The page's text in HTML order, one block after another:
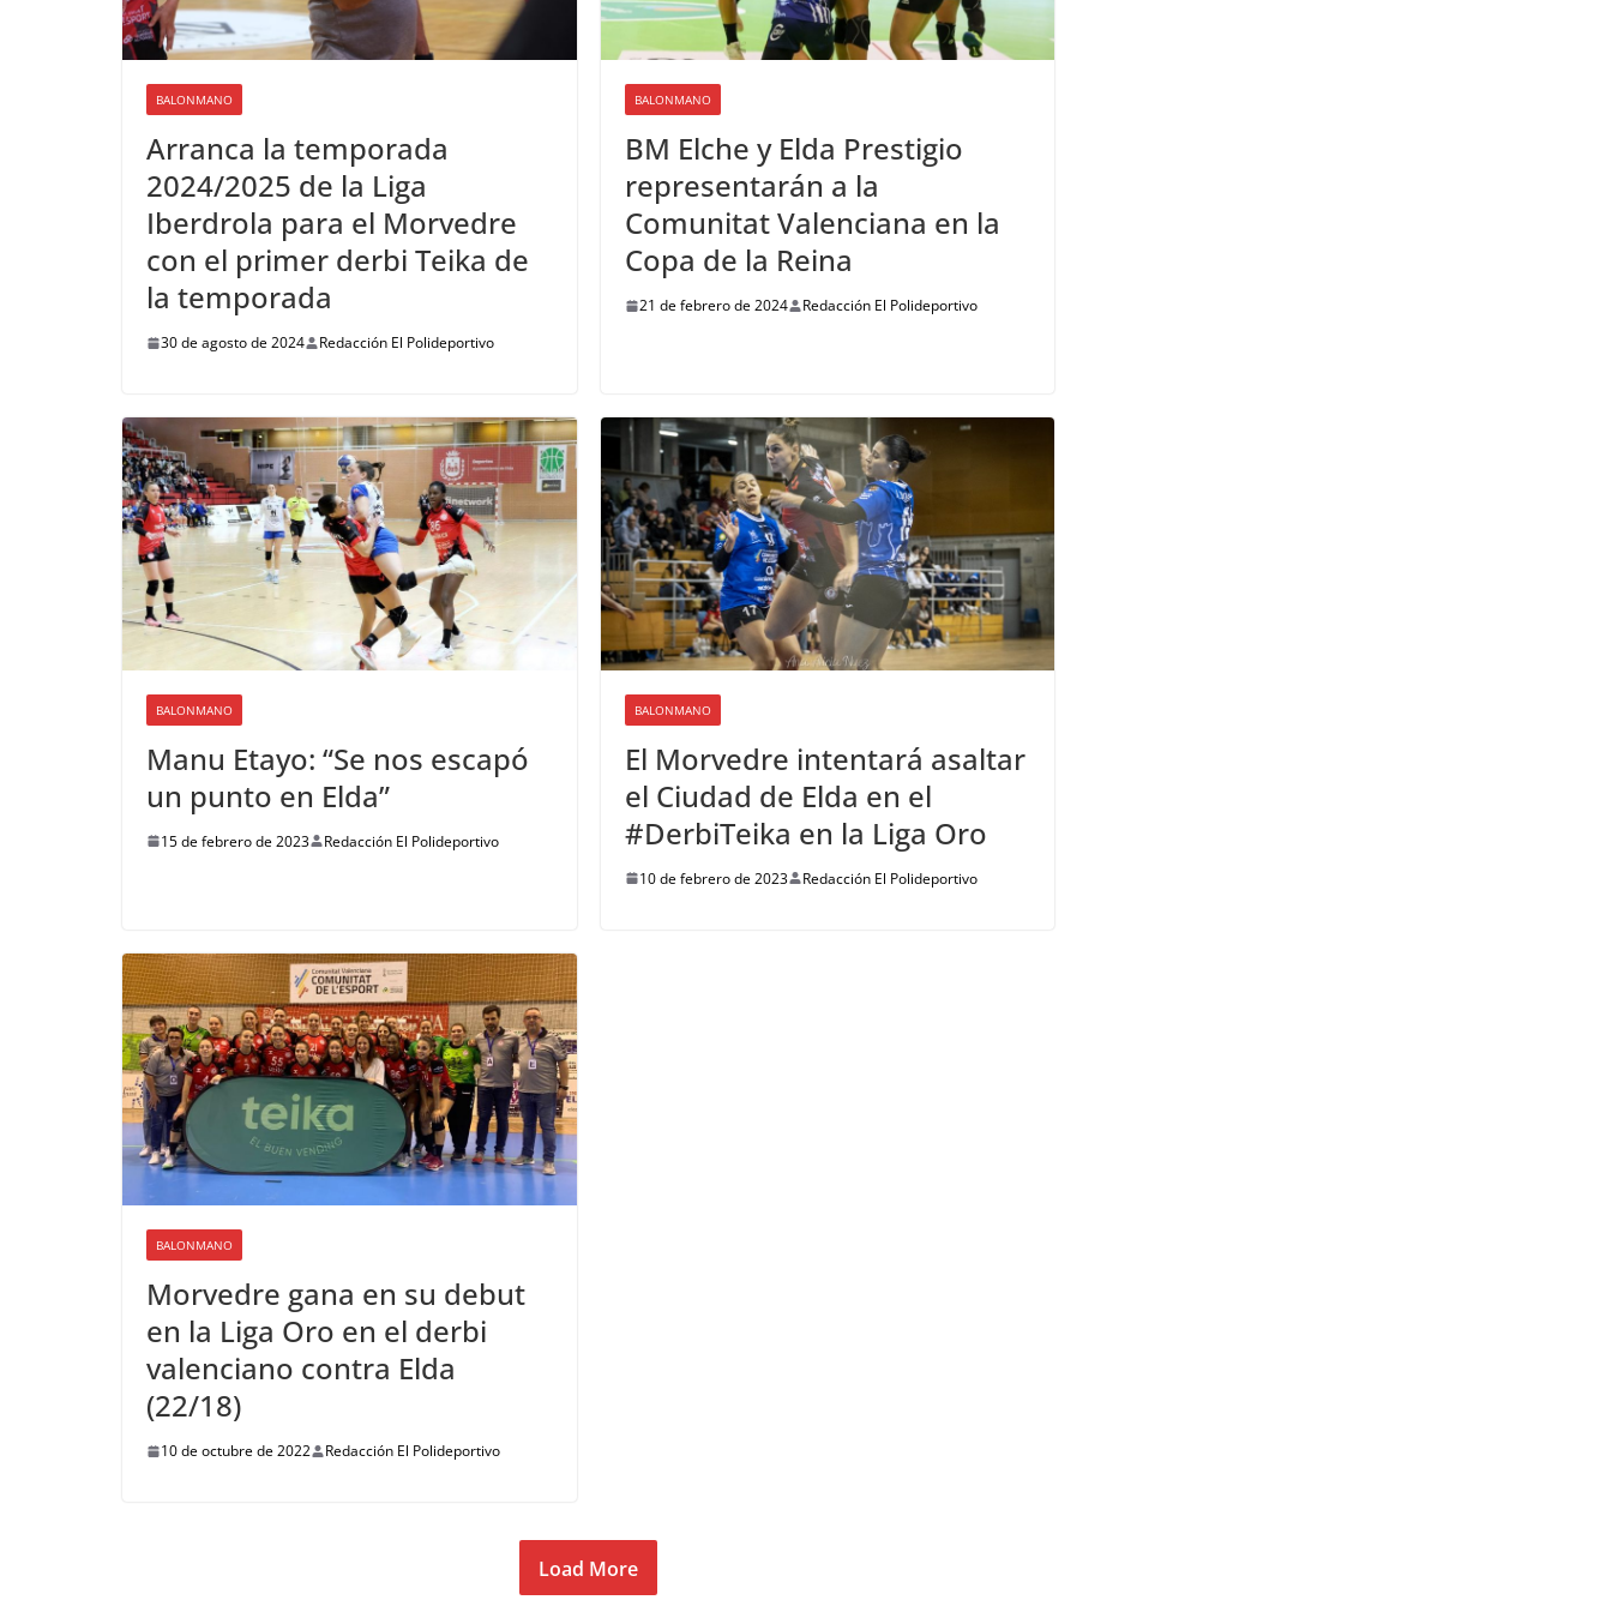
BALONMANO
Arranca la temporada
2024/2025 de la Liga
Iberdrola para el Morvedre
con el primer derbi Teika de
la temporada
30 de agosto de 2024 Redacción El Polideportivo
BALONMANO
BM Elche y Elda Prestigio
representarán a la
Comunitat Valenciana en la
Copa de la Reina
21 de febrero de 2024 Redacción El Polideportivo
BALONMANO
Manu Etayo: “Se nos escapó
un punto en Elda”
15 de febrero de 2023 Redacción El Polideportivo
BALONMANO
El Morvedre intentará asaltar
el Ciudad de Elda en el
#DerbiTeika en la Liga Oro
10 de febrero de 2023 Redacción El Polideportivo
BALONMANO
Morvedre gana en su debut
en la Liga Oro en el derbi
valenciano contra Elda
(22/18)
10 de octubre de 2022 Redacción El Polideportivo
Load More